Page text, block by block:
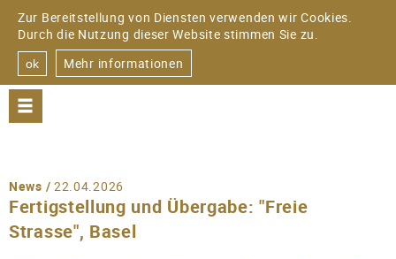
Zur Bereitstellung von Diensten verwenden wir Cookies.
Durch die Nutzung dieser Website stimmen Sie zu.
ok Mehr informationen
WOHNEN
EINRICHTUNGEN
News / 22.04.2026
Fertigstellung und Übergabe: "Freie
Strasse", Basel